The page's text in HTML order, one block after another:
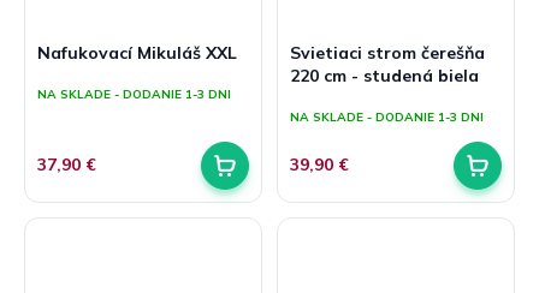
Nafukovací Mikuláš XXL
NA SKLADE - DODANIE 1-3 DNI
37,90 €
Svietiaci strom čerešňa
220 cm - studená biela
NA SKLADE - DODANIE 1-3 DNI
39,90 €